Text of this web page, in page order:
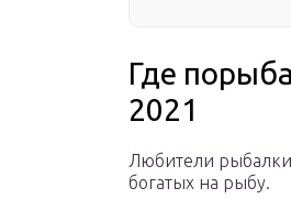
Где
2021
Любители рыбалки
богатых на рыбу.